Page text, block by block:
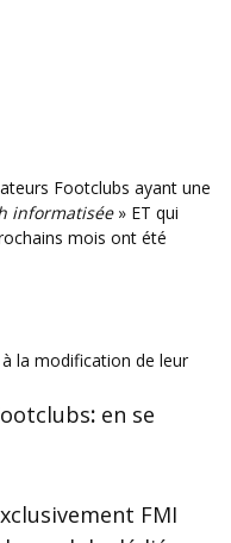
informatisée» ET qui
mois ont été
: en se
FMI